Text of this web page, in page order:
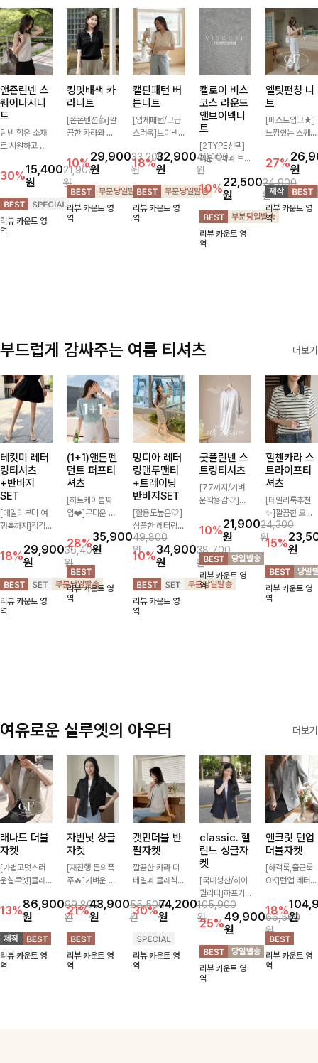
앤즌린넨 스
퀘어나시니
트
린넨 함유 소재
로 시원하고 쾌
좋은 나시 니트
🌿 깔끔한 스퀘
어넥 디자인이
쇄골 라인을 더
욱 여리하고 여
성스럽게 연출해
30%15,400
원
21,900
원
리뷰 카운트 영
역
킹밋배색 카
라니트
[쫀쫀텐션👍]깔
끔한 카라와 반
만나 하나만 입
어도 완성도 높
은 스타일링을
연출해드려요 부
담 없이 즐기기
좋은 데일리 니
10%29,900
원
33,200
원
리뷰 카운트 영
역
캘핀패턴 버
튼니트
[입체패턴/고급
스러움]브이넥
패턴이 어우러져
포인트 있게 즐
기기 좋은 가디
건 🤍 가볍게 걸
쳐주기만 해도
스타일리시한 무
18%32,900
원
40,100
원
리뷰 카운트 영
역
캘로이 비스
코스 라운드
앤브이넥니
트
[2TYPE선택]
라운드넥과 브이
넥 두 가지 디자
인으로 취향에
맞게 선택 가능
한 베이직 니트
🤍 깔끔한 실루
엣과 부드러운
착용감으로 단독
10%22,500
원
24,900
원
리뷰 카운트 영
역
엘팃펀칭 니
트
[베스트입고★]
느낌있는 스퀘어
으로 세련됨이
묻어나는 니트:)
시원쫀쫀함 가
득, 여성스러운
룩을 완성해봐요
♡
27%원
리뷰 카운트 영
역
부드럽게 감싸주는 여름 티셔츠 더보기
테킷미 레터
링티셔츠
+반바지
SET
[데일리부터 여
행룩까지]감각
셔츠와 플레어
핏 반바지가 함
께 구성된 세트
아이템으로, 편
안하면서도 캐주
얼한 꾸안꾸룩을
18%29,900
원
36,400
원
리뷰 카운트 영
역
(1+1)앤튼펜
던트 퍼프티
셔츠
[하트케이블짜
임❤️]무더운 여
낭만같은 티셔츠
소재감에서 주는
포인트와 금장으
로 고급스러움도
놓치지 말아요♥
28%35,900
원
49,800
원
리뷰 카운트 영
역
밍디아 레터
링맨투맨티
+트레이닝
반바지SET
[활용도높은🤍]
심플한 레터링
포인트의 반팔
티셔츠와 여유롭
게 떨어지는 반
바지 조합으로
꾸안꾸 무드 제
대로 살려주는
트레이닝 세트
10%34,900
원
38,700
원
리뷰 카운트 영
역
굿플린넨 스
트링티셔츠
[77까지/가벼
운착용감🤍]린
럴한 플라워 프
린팅이 포인트가
되어 하나만으로
도 감성 있는 스
타일을 완성해드
리는 티셔츠-🌼
10%21,900
원
24,300
원
리뷰 카운트 영
역
힐첸카라 스
트라이프티
셔츠
[데일리룩추천
✨]깔끔한 오픈
카라넥과 조화로
운 배색이 들어
간 스트라이프
패턴으로 단정하
고 캐주얼한 무
드를 선사하는
반팔 티셔츠에
15%원
리뷰 카운트 영
역
여유로운 실루엣의 아우터 더보기
래나드 더블
자켓
[가볍고멋스러
운실루엣]클래
하게 걸치기 좋
은 반팔 자켓-자
주 입게 될 깔끔
한 핏은 물론, 쾌
적함도 챙겨드려
요 :)
13%86,900
원
99,800
원
리뷰 카운트 영
역
자빈닛 싱글
자켓
[재진행 문의폭
주🔥]가벼운 소
기만 해도 캐주
얼한 무드를 만
들어주며 반팔
디자인으로 더운
날에도 편안하게
착용 가능한 반
21%43,900
원
55,500
원
리뷰 카운트 영
역
캣민더블 반
팔자켓
깔끔한 카라 디
테일과 클래식한
인으로 세련된
무드를 완성한
볍게 걸쳐주기만
해도 멋스럽게
스타일링돼요
30%74,200
원
105,900
원
리뷰 카운트 영
역
classic. 헬
린느 싱글자
켓
[국내생산/하이
퀄리티]하프기
장의 부담스럽지
않은 기장으로
클래식이 주는
멋!스탠다드한
핏이 멋스러운,
쾌적하면서 세련
된 무드의 썸머
25%49,900
원
66,500
원
리뷰 카운트 영
역
엔크릿 턴업
더블자켓
[하객룩,출근룩
OK]턴업 레터링
있게 완성된 썸
머 자켓, 더블버
튼 디자인으로
깔끔하고 세련된
무드가 느껴져요
🩶 가볍고 시원
18%원
리뷰 카운트 영
역